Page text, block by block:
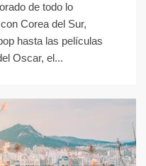
de todo lo
Corea del Sur,
hasta las películas
Oscar, el...